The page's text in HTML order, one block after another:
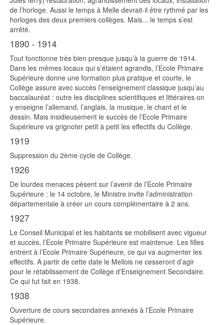
de l’horloge. Aussi le temps à Melle devrait-il être rythmé par les
horloges des deux premiers collèges. Mais... le temps s’est
arrêté.
1890 - 1914
Tout fonctionne très bien presque jusqu’à la guerre de 1914.
Dans les mêmes locaux qui s’étaient agrandis, l’Ecole Primaire
Supérieure donne une formation plus pratique et courte, le
Collège assure avec succès l’enseignement classique jusqu’au
baccalauréat : outre les disciplines scientifiques et littéraires on
y enseigne l’allemand, l’anglais, la musique, le chant et le
dessin. Mais insidieusement le succès de l’Ecole Primaire
Supérieure va grignoter petit à petit les effectifs du Collège.
1919
Suppression du 2ème cycle de Collège.
1926
De lourdes menaces pèsent sur l’avenir de l’Ecole Primaire
Supérieure : le 14 octobre, le Ministre invite l’administration
départementale à créer un cours complémentaire à 2 ans.
1927
Le Conseil Municipal et les habitants se mobilisent avec vigueur
et succès, l’Ecole Primaire Supérieure est maintenue. Les filles
entrent à l’Ecole Primaire Supérieure, ce qui va augmenter les
effectifs. A partir de cette date le Mellois ne cesseront d’agir
pour le rétablissement de Collège d’Enseignement Secondaire.
Ce qui fut fait en 1938.
1938
Ouverture de cours secondaires annexés à l’Ecole Primaire
Supérieure.